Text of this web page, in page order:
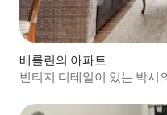
베를린의 아파트
빈티지 디테일이 있는 박시